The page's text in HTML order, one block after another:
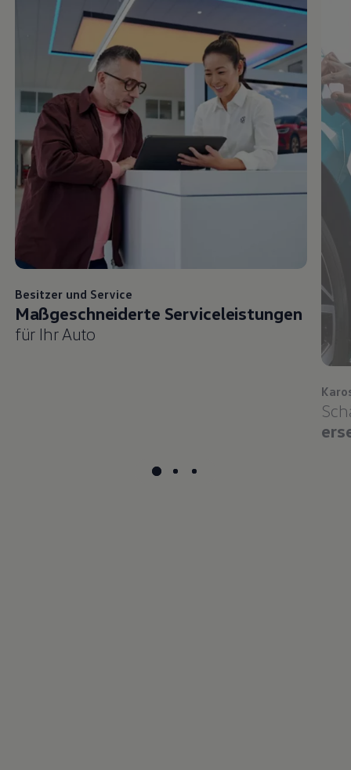
Besitzer und Service
Maßgeschneiderte Serviceleistungen
für Ihr Auto